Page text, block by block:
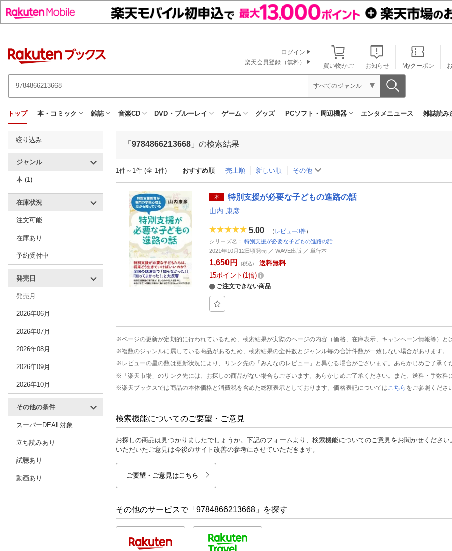
買い物かご お知らせ Myクーポン
ログイン
楽天会員登録（無料）
すべてのジャンル
トップ 本・コミック 雑誌 音楽CD DVD・ブルーレイ ゲーム グッズ PCソフト・周辺機器 エンタメニュース 雑誌読み
絞り込み
ジャンル
本 (1)
在庫状況
注文可能
在庫あり
予約受付中
発売日
発売月
2026年06月
2026年07月
2026年08月
2026年09月
2026年10月
その他の条件
スーパーDEAL対象
立ち読みあり
試聴あり
動画あり
「 9784866213668 」の検索結果
1件～1件 (全 1件) おすすめ順 売上順 新しい順 その他
本 特別支援が必要な子どもの進路の話
山内 康彦
5.00 （ レビュー3件）
シリーズ名： 特別支援が必要な子どもの進路の話
2021年10月12日頃発売 ／ WAVE出版 ／ 単行本
1,650円 (税込)
送料無料
15ポイント 1倍
ご注文できない商品
※ページの更新が定期的に行われているため、検索結果が実際のページの内容（価格、在庫表示、キャンペーン情報等）と
※複数のジャンルに属している商品があるため、検索結果の全件数とジャンル毎の合計件数が一致しない場合があります。
※レビューの星の数は更新状況により、リンク先の「みんなのレビュー」と異なる場合がございます。あらかじめご了承く
※「楽天市場」のリンク先には、お探しの商品がない場合もございます。あらかじめご了承ください。また、送料・手数料
※楽天ブックスでは商品の本体価格と消費税を含めた総額表示としております。価格表記については こちら をご参照くださ
検索機能についてのご要望・ご意見
お探しの商品は見つかりましたでしょうか。下記のフォームより、検索機能についてのご意見をお聞かせください
いただいたご意見は今後のサイト改善の参考にさせていただきます。
ご要望・ご意見はこちら
その他のサービスで「9784866213668」を探す